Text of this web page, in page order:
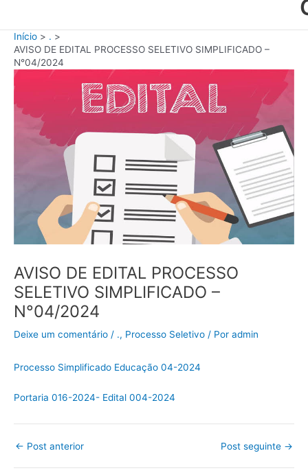
Início
.
AVISO DE EDITAL PROCESSO SELETIVO SIMPLIFICADO –
N°04/2024
AVISO DE EDITAL PROCESSO
SELETIVO SIMPLIFICADO –
N°04/2024
Deixe um comentário / ., Processo Seletivo / Por admin
Processo Simplificado Educação 04-2024
Portaria 016-2024- Edital 004-2024
← Post anterior Post seguinte →